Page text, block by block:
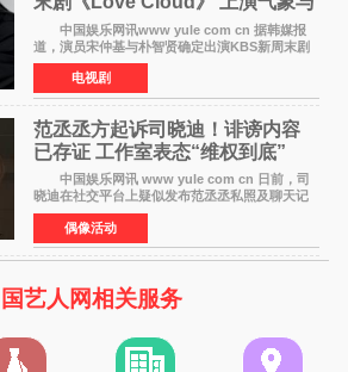
诅咒交织的奇幻爱情
中国娱乐网讯www yule com cn 据韩媒报
道，演员宋仲基与朴智贤确定出演KBS新周末剧
《Love Cloud》，分别担任男女主角。该剧预计
将于明年播出，引发观众期待。 《Love
Cloud》讲述了一位
电视剧
范丞丞方起诉司晓迪！诽谤内容
已存证 工作室表态“维权到底”
中国娱乐网讯 www yule com cn 日前，司
晓迪在社交平台上疑似发布范丞丞私照及聊天记
录等内容，引发网络热议。大量网友对此展开讨
论，相关话题迅速登上热搜。 刚刚，范丞丞
对接号@到范
偶像活动
艺人网相关服务